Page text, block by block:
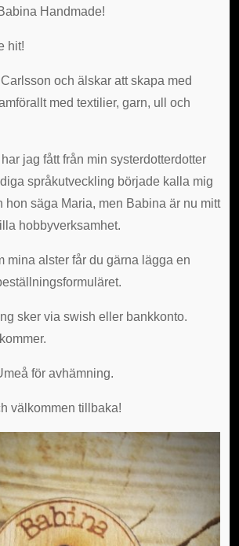
Handmade!
hit!
och älskar att skapa med
med textilier, garn, ull och
jag fått från min systerdotterdotter
språkutveckling började kalla mig
hon säga Maria, men Babina är nu mitt
hobbyverksamhet.
mina alster får du gärna lägga en
sker via swish eller bankkonto.
för avhämning.
välkommen tillbaka!